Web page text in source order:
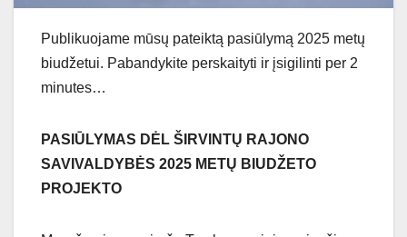
Publikuojame mūsų pateiktą pasiūlymą 2025 metų
biudžetui. Pabandykite perskaityti ir įsigilinti per 2
minutes…
PASIŪLYMAS DĖL ŠIRVINTŲ RAJONO
SAVIVALDYBĖS 2025 METŲ BIUDŽETO
PROJEKTO